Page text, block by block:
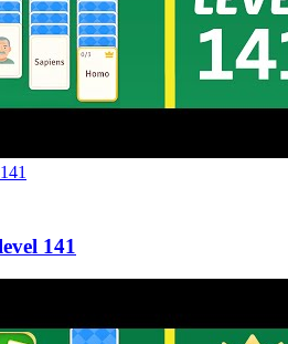
141
141